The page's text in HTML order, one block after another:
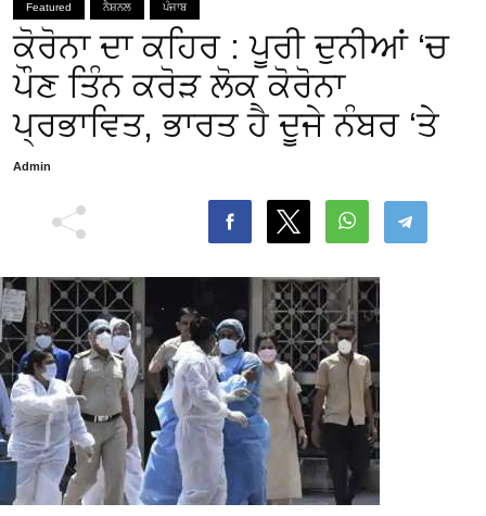
Featured ਨੈਸ਼ਨਲ ਪੰਜਾਬ
ਕੋਰੋਨਾ ਦਾ ਕਹਿਰ : ਪੂਰੀ ਦੁਨੀਆਂ ‘ਚ
ਪੌਣ ਤਿੰਨ ਕਰੋੜ ਲੋਕ ਕੋਰੋਨਾ
ਪ੍ਰਭਾਵਿਤ, ਭਾਰਤ ਹੈ ਦੂਜੇ ਨੰਬਰ ‘ਤੇ
Admin